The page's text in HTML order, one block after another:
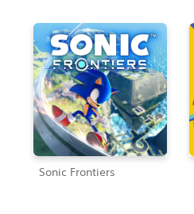
Sonic Frontiers